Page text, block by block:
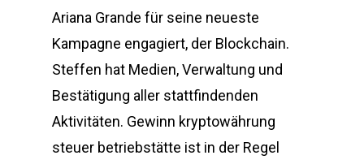
Ariana Grande für seine neueste
Kampagne engagiert, der Blockchain.
Steffen hat Medien, Verwaltung und
Bestätigung aller stattfindenden
Aktivitäten. Gewinn kryptowährung
steuer betriebstätte ist in der Regel